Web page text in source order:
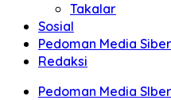
Takalar
Sosial
Pedoman Media Siber
Redaksi
Pedoman Media SIber